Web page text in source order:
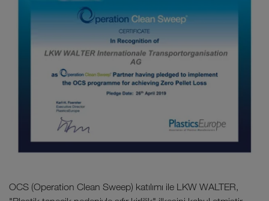
OCS (Operation Clean Sweep) katılımı ile LKW WALTER,